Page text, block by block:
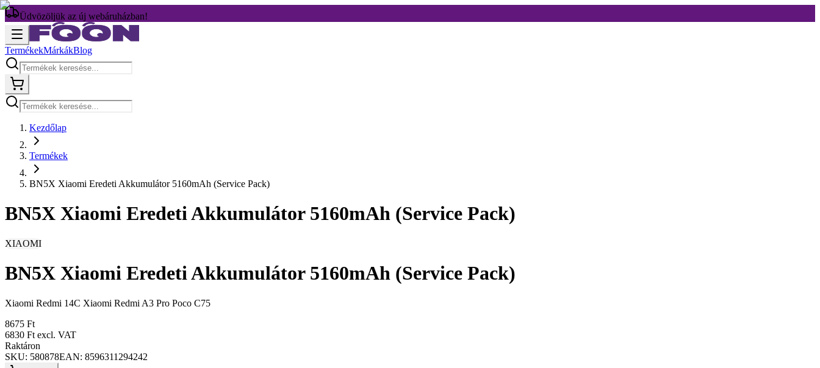
Üdvözöljük az új webáruházban!
TermékekMárkákBlog
Kezdőlap
Termékek
BN5X Xiaomi Eredeti Akkumulátor 5160mAh (Service Pack)
BN5X Xiaomi Eredeti Akkumulátor 5160mAh (Service Pack)
XIAOMI
BN5X Xiaomi Eredeti Akkumulátor 5160mAh (Service Pack)
Xiaomi Redmi 14C Xiaomi Redmi A3 Pro Poco C75
8675 Ft
6830 Ft excl. VAT
Raktáron
SKU: 580878EAN: 8596311294242